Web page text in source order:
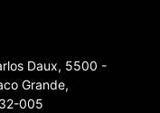
Daux, 5500 -
Grande,
005